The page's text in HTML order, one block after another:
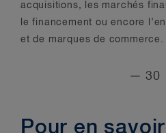
acquisitions, les marchés
le financement ou encore
et de marques de commerce.
— 30
Pour en